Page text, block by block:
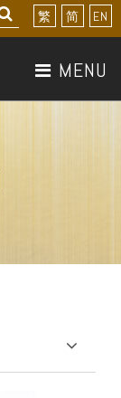
繁 简 EN
MENU